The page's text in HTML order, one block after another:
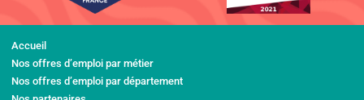
Accueil
Nos offres d’emploi par métier
Nos offres d’emploi par département